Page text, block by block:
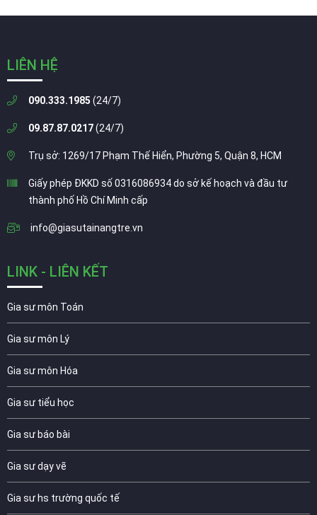
LIÊN HỆ
090.333.1985 (24/7)
09.87.87.0217(24/7)
Trụ sở: 1269/17 Phạm Thế Hiển, Phường 5, Quận 8, HCM
Giấy phép ĐKKD số 0316086934 do sở kế hoạch và đầu tư
thành phố Hồ Chí Minh cấp
info@giasutainangtre.vn
LINK - LIÊN KẾT
Gia sư môn Toán
Gia sư môn Lý
Gia sư môn Hóa
Gia sư tiểu học
Gia sư báo bài
Gia sư dạy vẽ
Gia sư hs trường quốc tế